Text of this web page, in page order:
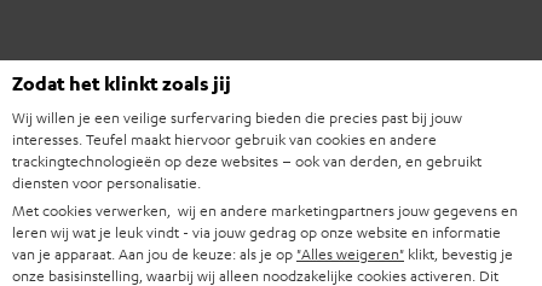
Dolby Surround systeem
Zodat het klinkt zoals jij
Wij willen je een veilige surfervaring bieden die precies past bij jouw
interesses. Teufel maakt hiervoor gebruik van cookies en andere
trackingtechnologieën op deze websites – ook van derden, en gebruikt
diensten voor personalisatie.
Met cookies verwerken, wij en andere marketingpartners jouw gegevens en
leren wij wat je leuk vindt - via jouw gedrag op onze website en informatie
van je apparaat. Aan jou de keuze: als je op "Alles weigeren" klikt, bevestig je
onze basisinstelling, waarbij wij alleen noodzakelijke cookies activeren. Dit